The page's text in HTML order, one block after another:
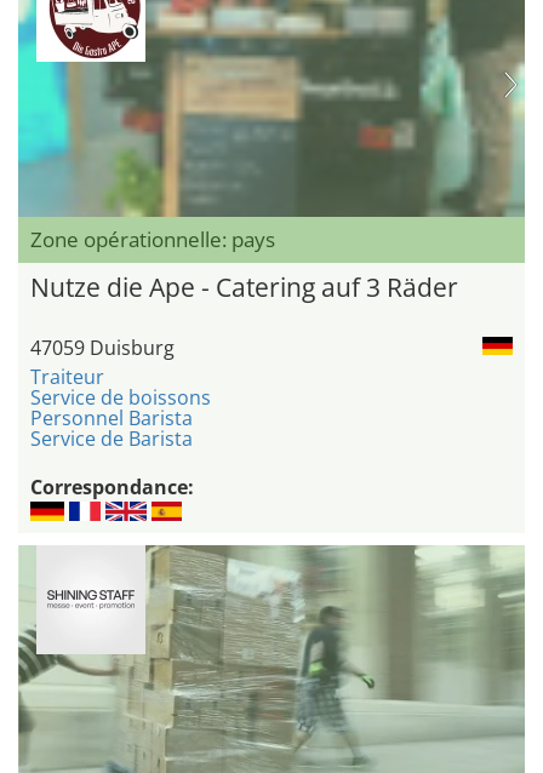
Zone opérationnelle: pays
Nutze die Ape - Catering auf 3 Räder
47059 Duisburg
Traiteur
Service de boissons
Personnel Barista
Service de Barista
Correspondance: